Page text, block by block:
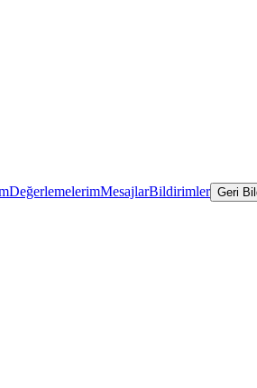
DeğerlemelerimMesajlarBildirimler Geri